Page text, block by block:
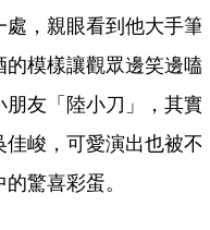
，親眼看到他大手筆
模樣讓觀眾邊笑邊嗑
友「陸小刀」，其實
佳峻，可愛演出也被不
驚喜彩蛋。